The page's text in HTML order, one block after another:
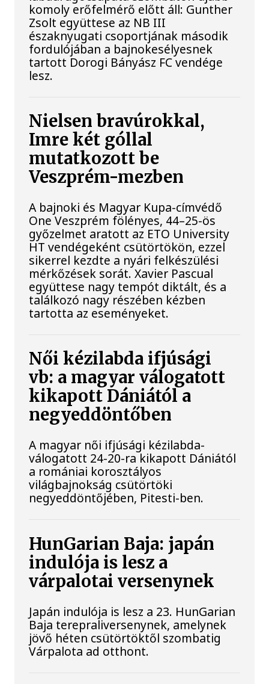
komoly erőfelmérő előtt áll: Gunther
Zsolt együttese az NB III
északnyugati csoportjának második
fordulójában a bajnokesélyesnek
tartott Dorogi Bányász FC vendége
lesz.
Nielsen bravúrokkal,
Imre két góllal
mutatkozott be
Veszprém-mezben
A bajnoki és Magyar Kupa-címvédő
One Veszprém fölényes, 44–25-ös
győzelmet aratott az ETO University
HT vendégeként csütörtökön, ezzel
sikerrel kezdte a nyári felkészülési
mérkőzések sorát. Xavier Pascual
együttese nagy tempót diktált, és a
találkozó nagy részében kézben
tartotta az eseményeket.
Női kézilabda ifjúsági
vb: a magyar válogatott
kikapott Dániától a
negyeddöntőben
A magyar női ifjúsági kézilabda-
válogatott 24-20-ra kikapott Dániától
a romániai korosztályos
világbajnokság csütörtöki
negyeddöntőjében, Pitesti-ben.
HunGarian Baja: japán
indulója is lesz a
várpalotai versenynek
Japán indulója is lesz a 23. HunGarian
Baja terepraliversenynek, amelynek
jövő héten csütörtöktől szombatig
Várpalota ad otthont.